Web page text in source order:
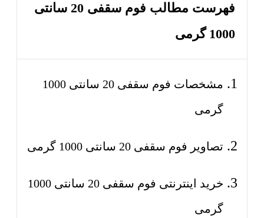
فهرست مطالب فوم سقفی 20 سانتی
1000 گرمی
مشخصات فوم سقفی 20 سانتی 1000
گرمی
تصاویر فوم سقفی 20 سانتی 1000 گرمی
خرید اینترنتی فوم سقفی 20 سانتی 1000
گرمی